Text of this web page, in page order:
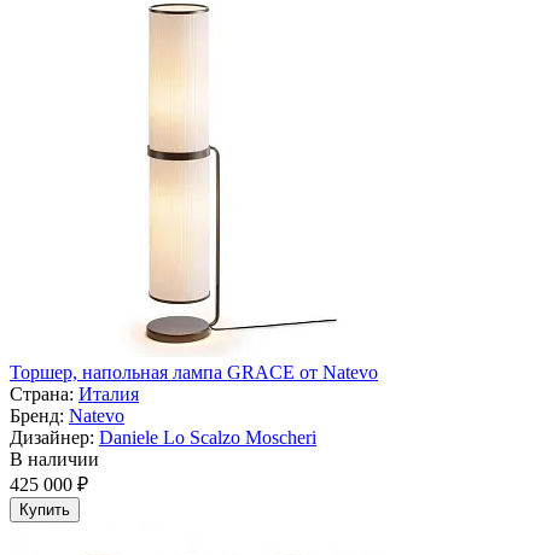
Торшер, напольная лампа GRACE от Natevo
Страна: Италия
Бренд: Natevo
Дизайнер: Daniele Lo Scalzo Moscheri
В наличии
425 000 ₽
Купить